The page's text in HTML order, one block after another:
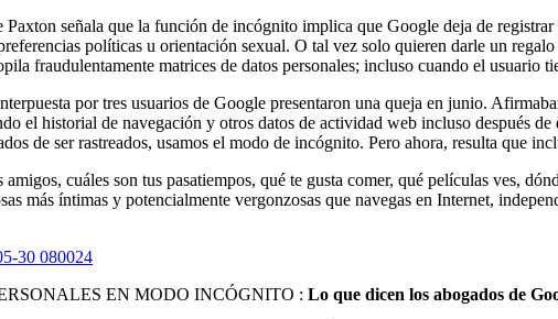
señala que la función de incógnito implica que Google deja de
políticas u orientación sexual. O tal vez solo quieren darle un
fraudulentamente matrices de datos personales; incluso cuando el usuario
por tres usuarios de Google presentaron una queja en junio.
el historial de navegación y otros datos de actividad web incluso después
de ser rastreados, usamos el modo de incógnito. Pero ahora, resulta que
amigos, cuáles son tus pasatiempos, qué te gusta comer, qué películas ves,
más íntimas y potencialmente vergonzosas que navegas en Internet,
EN MODO INCÓGNITO : Lo que dicen los abogados de